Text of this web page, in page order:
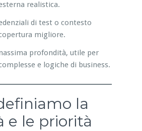
realistica.
di test o contesto
migliore.
profondità, utile per
e logiche di business.
la
e le priorità